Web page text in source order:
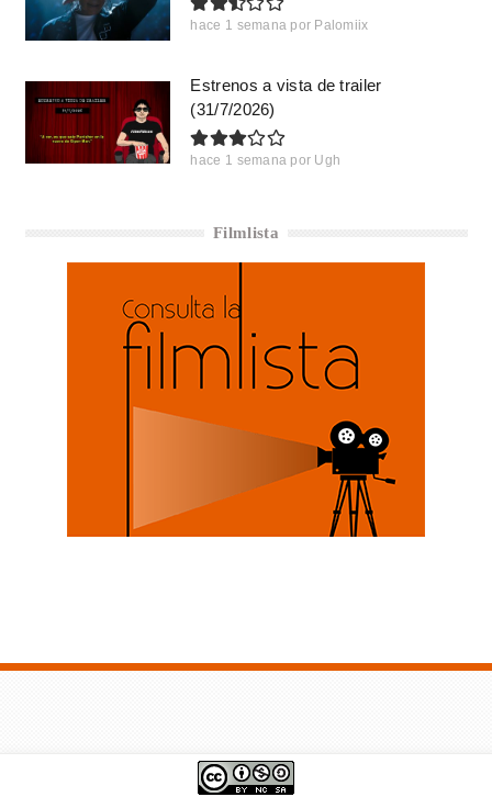
hace 1 semana por Palomiix
Estrenos a vista de trailer
(31/7/2026)
hace 1 semana por Ugh
Filmlista